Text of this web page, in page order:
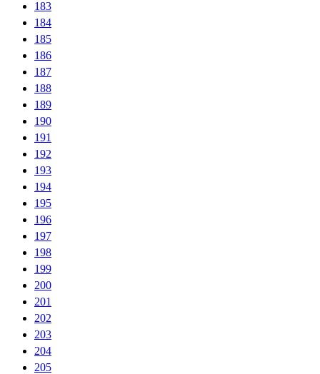
183
184
185
186
187
188
189
190
191
192
193
194
195
196
197
198
199
200
201
202
203
204
205